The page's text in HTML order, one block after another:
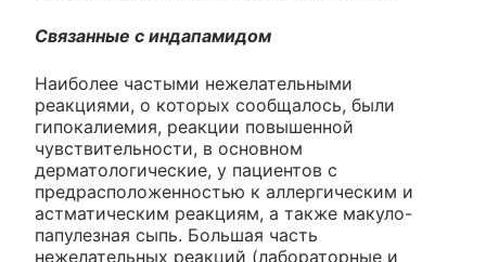
Связанные с индапамидом
Наиболее частыми нежелательными
реакциями, о которых сообщалось, были
гипокалиемия, реакции повышенной
чувствительности, в основном
дерматологические, у пациентов с
предрасположенностью к аллергическим и
астматическим реакциям, а также макуло-
папулезная сыпь. Большая часть
нежелательных реакций (лабораторные и